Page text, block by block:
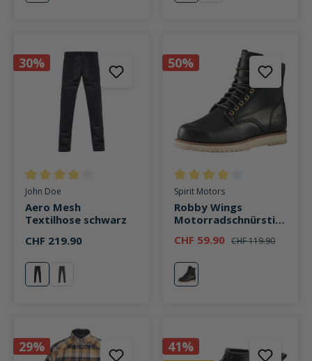
30%
Durchschnittliche Bewertung von 4 von 5 Sternen
John Doe
Aero Mesh
Textilhose schwarz
CHF 219.90
schwarzgrau
50%
Durchschnittliche Bewertung
Spirit Motors
Robby Wings
Motorradschnürstief
CHF 59.90 CHF 119.90
schwarz
29% 41%